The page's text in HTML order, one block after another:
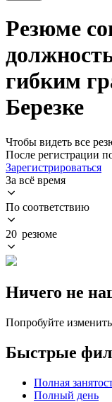
Резюме
гибким
Березке
Чтобы видеть все
После регистрации
Зарегистрироваться
За всё время
По соответствию
20 резюме
Ничего не
Попробуйте
Быстрые
Полная
Полный день